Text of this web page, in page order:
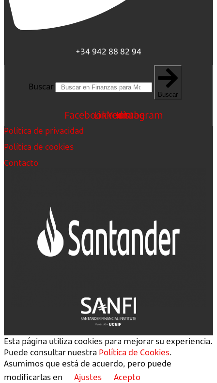
+34 942 88 82 94
Buscar
Buscar
FacebookLinkedin
Youtube
Instagram
Política de privacidad
Política de cookies
Contacto
Esta página utiliza cookies para mejorar su experiencia.
Puede consultar nuestra Política de Cookies.
Asumimos que está de acuerdo, pero puede
modificarlas en
Ajustes Acepto